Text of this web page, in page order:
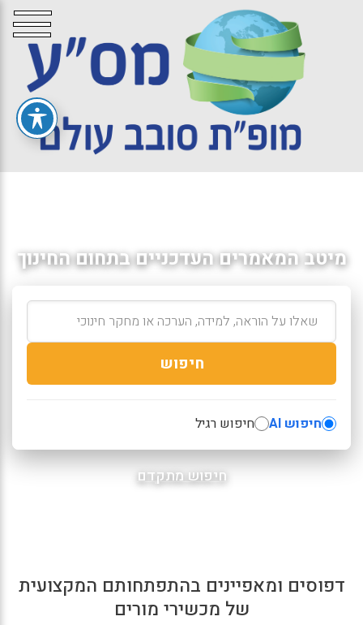
מיטב המאמרים העדכניים בתחום החינוך
חיפוש
חיפוש AI חיפוש רגיל
חיפוש מתקדם
דפוסים ומאפיינים בהתפתחותם המקצועית
של מכשירי מורים